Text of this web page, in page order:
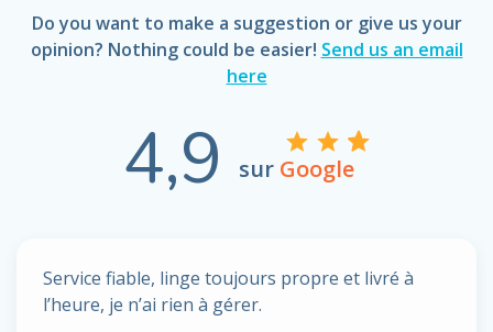
Do you want to make a suggestion or give us your
opinion? Nothing could be easier! Send us an email
here
4,9 sur Google
Service fiable, linge toujours propre et livré à
l’heure, je n’ai rien à gérer.